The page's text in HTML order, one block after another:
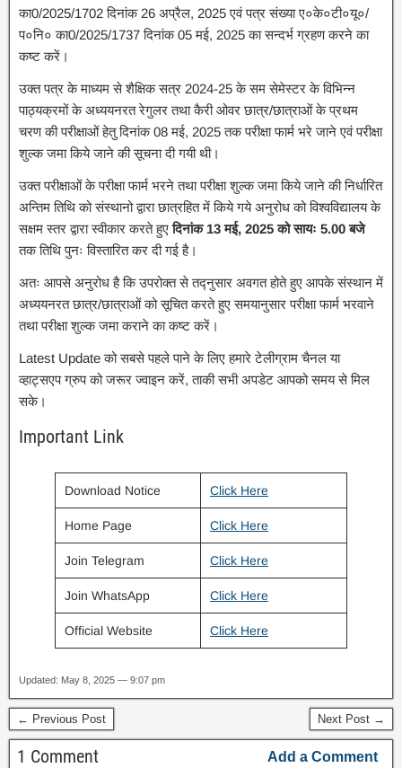
का0/2025/1702 दिनांक 26 अप्रैल, 2025 एवं पत्र संख्या ए०के०टी०यू०/
प०नि० का0/2025/1737 दिनांक 05 मई, 2025 का सन्दर्भ ग्रहण करने का
कष्ट करें।
उक्त पत्र के माध्यम से शैक्षिक सत्र 2024-25 के सम सेमेस्टर के विभिन्न
पाठ्यक्रमों के अध्ययनरत रेगुलर तथा कैरी ओवर छात्र/छात्राओं के प्रथम
चरण की परीक्षाओं हेतु दिनांक 08 मई, 2025 तक परीक्षा फार्म भरे जाने एवं परीक्षा
शुल्क जमा किये जाने की सूचना दी गयी थी।
उक्त परीक्षाओं के परीक्षा फार्म भरने तथा परीक्षा शुल्क जमा किये जाने की निर्धारित
अन्तिम तिथि को संस्थानो द्वारा छात्रहित में किये गये अनुरोध को विश्वविद्यालय के
सक्षम स्तर द्वारा स्वीकार करते हुएदिनांक 13 मई, 2025 को सायः 5.00 बजे
तक तिथि पुनः विस्तारित कर दी गई है।
अतः आपसे अनुरोध है कि उपरोक्त से तद्नुसार अवगत होते हुए आपके संस्थान में
अध्ययनरत छात्र/छात्राओं को सूचित करते हुए समयानुसार परीक्षा फार्म भरवाने
तथा परीक्षा शुल्क जमा कराने का कष्ट करें।
Latest Update को सबसे पहले पाने के लिए हमारे टेलीग्राम चैनल या
व्हाट्सएप ग्रुप को जरूर ज्वाइन करें, ताकी सभी अपडेट आपको समय से मिल
सके।
Important Link
Download Notice Click Here
Home Page Click Here
Join Telegram Click Here
Join WhatsApp Click Here
Official Website Click Here
Updated: May 8, 2025 — 9:07 pm
← Previous Post Next Post →
1 Comment Add a Comment